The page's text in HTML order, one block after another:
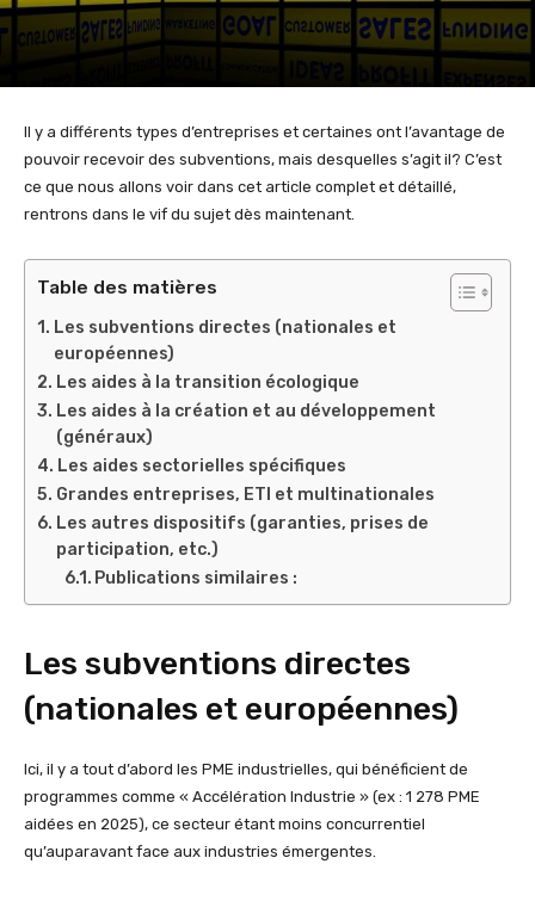
Il y a différents types d’entreprises et certaines ont l’avantage de
pouvoir recevoir des subventions, mais desquelles s’agit il? C’est
ce que nous allons voir dans cet article complet et détaillé,
rentrons dans le vif du sujet dès maintenant.
Table des matières
Les subventions directes (nationales et
européennes)
Les aides à la transition écologique
Les aides à la création et au développement
(généraux)
Les aides sectorielles spécifiques
Grandes entreprises, ETI et multinationales
Les autres dispositifs (garanties, prises de
participation, etc.)
Publications similaires :
Les subventions directes
(nationales et européennes)
Ici, il y a tout d’abord les PME industrielles, qui bénéficient de
programmes comme « Accélération Industrie » (ex : 1 278 PME
aidées en 2025), ce secteur étant moins concurrentiel
qu’auparavant face aux industries émergentes.